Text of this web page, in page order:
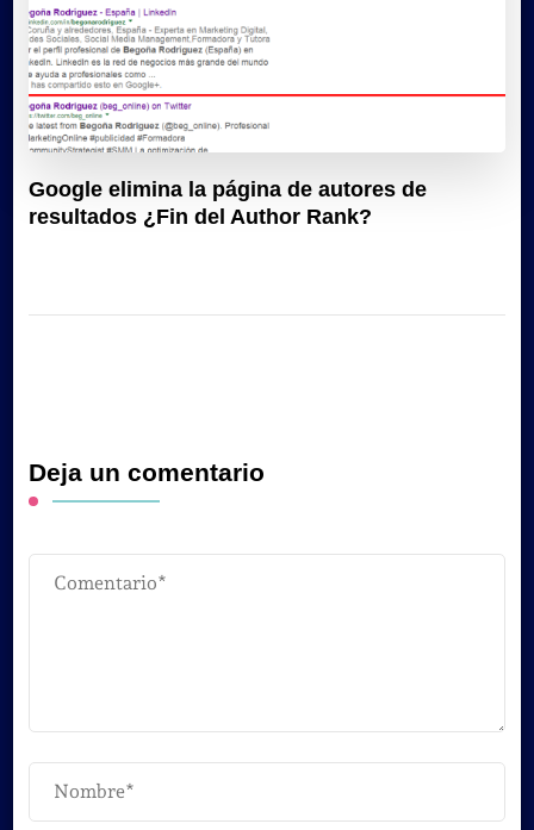
Google elimina la página de autores de
resultados ¿Fin del Author Rank?
Deja un comentario